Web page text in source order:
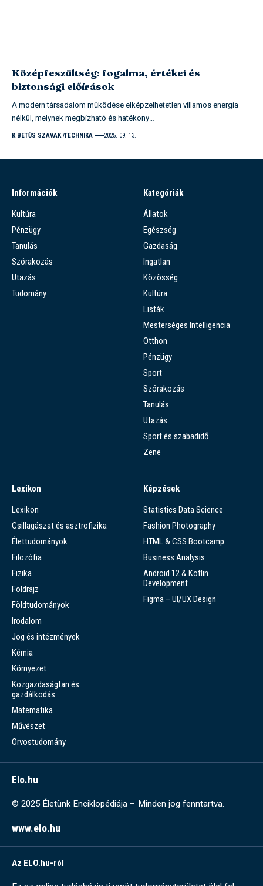
Középfeszültség: fogalma, értékei és
biztonsági előírások
A modern társadalom működése elképzelhetetlen villamos energia
nélkül, melynek megbízható és hatékony…
K BETŰS SZAVAK TECHNIKA 2025. 09. 13.
Információk
Kultúra
Pénzügy
Tanulás
Szórakozás
Utazás
Tudomány
Kategóriák
Állatok
Egészség
Gazdaság
Ingatlan
Közösség
Kultúra
Listák
Mesterséges Intelligencia
Otthon
Pénzügy
Sport
Szórakozás
Tanulás
Utazás
Sport és szabadidő
Zene
Lexikon
Lexikon
Csillagászat és asztrofizika
Élettudományok
Filozófia
Fizika
Földrajz
Földtudományok
Irodalom
Jog és intézmények
Kémia
Környezet
Közgazdaságtan és
gazdálkodás
Matematika
Művészet
Orvostudomány
Képzések
Statistics Data Science
Fashion Photography
HTML & CSS Bootcamp
Business Analysis
Android 12 & Kotlin
Development
Figma – UI/UX Design
Elo.hu
© 2025 Életünk Enciklopédiája – Minden jog fenntartva.
www.elo.hu
Az ELO.hu-ról